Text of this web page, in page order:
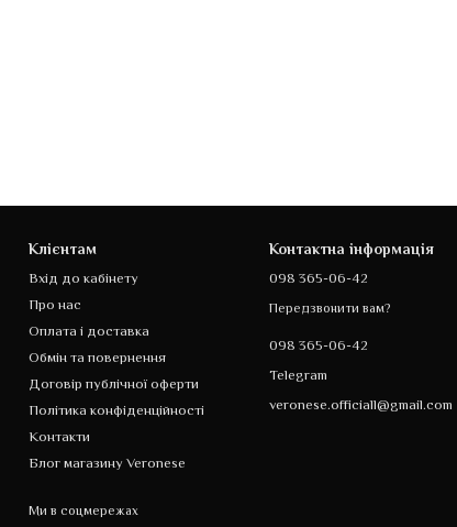
Клієнтам
Вхід до кабінету
Про нас
Оплата і доставка
Обмін та повернення
Договір публічної оферти
Політика конфіденційності
Контакти
Блог магазину Veronese
Ми в соцмережах
Контактна інформація
098 365-06-42
Передзвонити вам?
098 365-06-42
Telegram
veronese.officiall@gmail.com